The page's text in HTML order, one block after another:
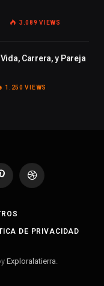
3.089VIEWS
Carrera, y Pareja
1.250VIEWS
PinterestDribbble
DE PRIVACIDAD
Exploralatierra.